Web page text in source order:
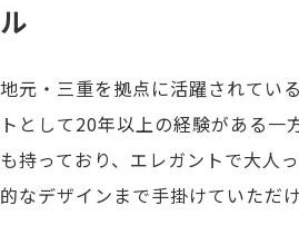
ル
地元・三重を拠点に活躍されてい
トとして20年以上の経験がある一
も持っており、エレガントで大人
的なデザインまで手掛けていただけ